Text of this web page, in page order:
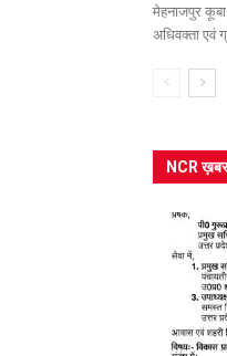
मेहनाजपुर कूबा
अधिवक्ता एवं
NCR ख़बर